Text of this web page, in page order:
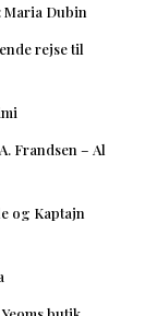
Maria Dubin
rejse til
Frandsen – Al
og Kaptajn